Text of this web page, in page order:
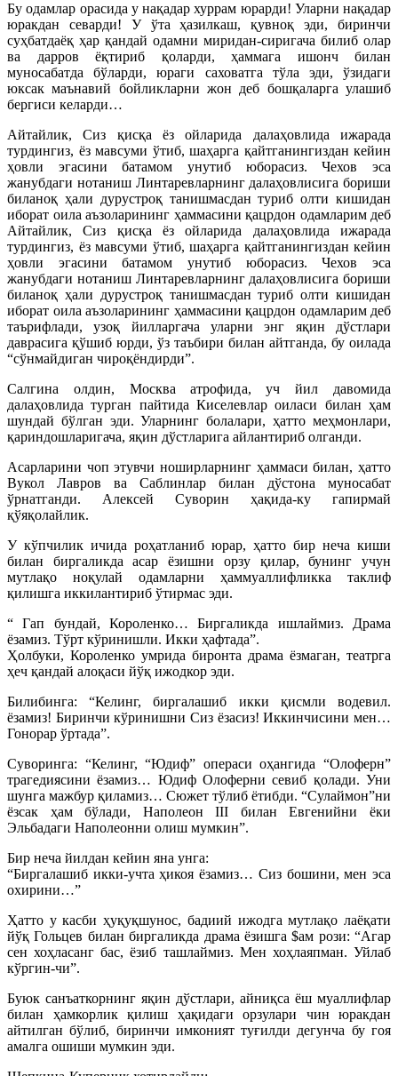
Бу одамлар орасида у нақадар хуррам юрарди! Уларни нақадар
юракдан севарди! У ўта ҳазилкаш, қувноқ эди, биринчи
суҳбатдаёқ ҳар қандай одамни миридан-сиригача билиб олар
ва дарров ёқтириб қоларди, ҳаммага ишонч билан
муносабатда бўларди, юраги саховатга тўла эди, ўзидаги
юксак маънавий бойликларни жон деб бошқаларга улашиб
бергиси келарди…
Айтайлик, Сиз қисқа ёз ойларида далаҳовлида ижарада
турдингиз, ёз мавсуми ўтиб, шаҳарга қайтганингиздан кейин
ҳовли эгасини батамом унутиб юборасиз. Чехов эса
жанубдаги нотаниш Линтаревларнинг далаҳовлисига бориши
биланоқ ҳали дурустроқ танишмасдан туриб олти кишидан
иборат оила аъзоларининг ҳаммасини қацрдон одамларим деб
Айтайлик, Сиз қисқа ёз ойларида далаҳовлида ижарада
турдингиз, ёз мавсуми ўтиб, шаҳарга қайтганингиздан кейин
ҳовли эгасини батамом унутиб юборасиз. Чехов эса
жанубдаги нотаниш Линтаревларнинг далаҳовлисига бориши
биланоқ ҳали дурустроқ танишмасдан туриб олти кишидан
иборат оила аъзоларининг ҳаммасини қацрдон одамларим деб
таърифлади, узоқ йилларгача уларни энг яқин дўстлари
даврасига қўшиб юрди, ўз таъбири билан айтганда, бу оилада
“сўнмайдиган чироқёндирди”.
Салгина олдин, Москва атрофида, уч йил давомида
далаҳовлида турган пайтида Киселевлар оиласи билан ҳам
шундай бўлган эди. Уларнинг болалари, ҳатто меҳмонлари,
қариндошларигача, яқин дўстларига айлантириб олганди.
Асарларини чоп этувчи ноширларнинг ҳаммаси билан, ҳатто
Вукол Лавров ва Саблинлар билан дўстона муносабат
ўрнатганди. Алексей Суворин ҳақида-ку гапирмай
қўяқолайлик.
У кўпчилик ичида роҳатланиб юрар, ҳатто бир неча киши
билан биргаликда асар ёзишни орзу қилар, бунинг учун
мутлақо ноқулай одамларни ҳаммуаллифликка таклиф
қилишга иккилантириб ўтирмас эди.
“ Гап бундай, Короленко… Биргаликда ишлаймиз. Драма
ёзамиз. Тўрт кўринишли. Икки ҳафтада”.
Ҳолбуки, Короленко умрида биронта драма ёзмаган, театрга
ҳеч қандай алоқаси йўқ ижодкор эди.
Билибинга: “Келинг, биргалашиб икки қисмли водевил.
ёзамиз! Биринчи кўринишни Сиз ёзасиз! Иккинчисини мен…
Гонорар ўртада”.
Суворинга: “Келинг, “Юдиф” операси оҳангида “Олоферн”
трагедиясини ёзамиз… Юдиф Олоферни севиб қолади. Уни
шунга мажбур қиламиз… Сюжет тўлиб ётибди. “Сулаймон”ни
ёзсак ҳам бўлади, Наполеон III билан Евгенийни ёки
Эльбадаги Наполеонни олиш мумкин”.
Бир неча йилдан кейин яна унга:
“Биргалашиб икки-учта ҳикоя ёзамиз… Сиз бошини, мен эса
охирини…”
Ҳатто у касби ҳуқуқшунос, бадиий ижодга мутлақо лаёқати
йўқ Гольцев билан биргаликда драма ёзишга $ам рози: “Агар
сен хоҳласанг бас, ёзиб ташлаймиз. Мен хоҳлаяпман. Уйлаб
кўргин-чи”.
Буюк санъаткорнинг яқин дўстлари, айниқса ёш муаллифлар
билан ҳамкорлик қилиш ҳақидаги орзулари чин юракдан
айтилган бўлиб, биринчи имконият туғилди дегунча бу гоя
амалга ошиши мумкин эди.